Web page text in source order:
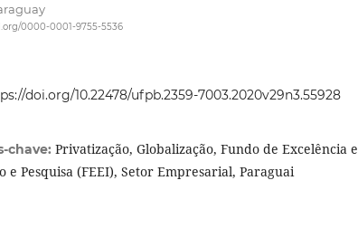
0000-0001-9755-5536
doi.org/10.22478/ufpb.2359-7003.2020v29n3.55928
chave: Privatização, Globalização, Fundo de Excelência
e Pesquisa (FEEI), Setor Empresarial, Paraguai